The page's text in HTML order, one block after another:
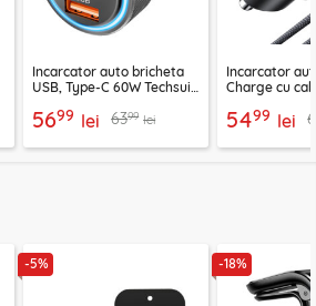
Incarcator auto bricheta
USB, Type-C 60W Techsuit
5699 lei 6399 lei
Incarcator
Charge cu
5499 lei
-5% -18%